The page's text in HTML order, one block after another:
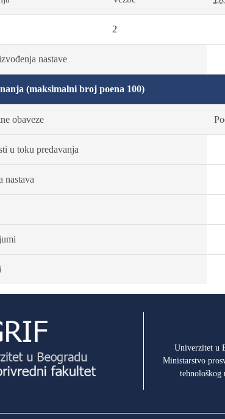
2
nastave
(maksimalni broj poena 100)
obaveze
u toku predavanja
nastava
Univerzitet u
Ministarstvo
tehnološkog